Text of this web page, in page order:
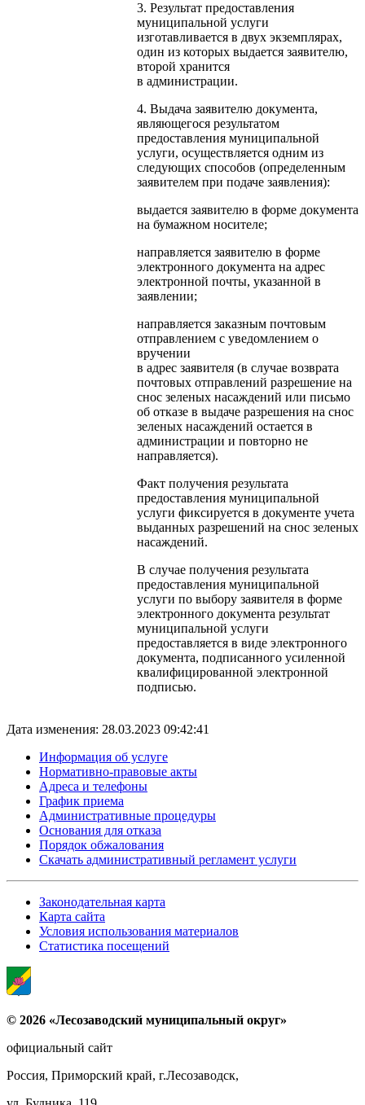
3. Результат предоставления
муниципальной услуги
изготавливается в двух экземплярах,
один из которых выдается заявителю,
второй хранится
в администрации.
4. Выдача заявителю документа,
являющегося результатом
предоставления муниципальной
услуги, осуществляется одним из
следующих способов (определенным
заявителем при подаче заявления):
выдается заявителю в форме документа
на бумажном носителе;
направляется заявителю в форме
электронного документа на адрес
электронной почты, указанной в
заявлении;
направляется заказным почтовым
отправлением с уведомлением о
вручении
в адрес заявителя (в случае возврата
почтовых отправлений разрешение на
снос зеленых насаждений или письмо
об отказе в выдаче разрешения на снос
зеленых насаждений остается в
администрации и повторно не
направляется).
Факт получения результата
предоставления муниципальной
услуги фиксируется в документе учета
выданных разрешений на снос зеленых
насаждений.
В случае получения результата
предоставления муниципальной
услуги по выбору заявителя в форме
электронного документа результат
муниципальной услуги
предоставляется в виде электронного
документа, подписанного усиленной
квалифицированной электронной
подписью.
Дата изменения: 28.03.2023 09:42:41
Информация об услуге
Нормативно-правовые акты
Адреса и телефоны
График приема
Административные процедуры
Основания для отказа
Порядок обжалования
Скачать административный регламент услуги
Законодательная карта
Карта сайта
Условия использования материалов
Статистика посещений
© 2026 «Лесозаводский муниципальный округ»
официальный сайт
Россия, Приморский край, г.Лесозаводск,